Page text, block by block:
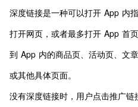
深度链接是一种可以打开 App 内
打开网页，或者最多打开 App 首
到 App 内的商品页、活动页、文
或其他具体页面。
没有深度链接时，用户点击推广链